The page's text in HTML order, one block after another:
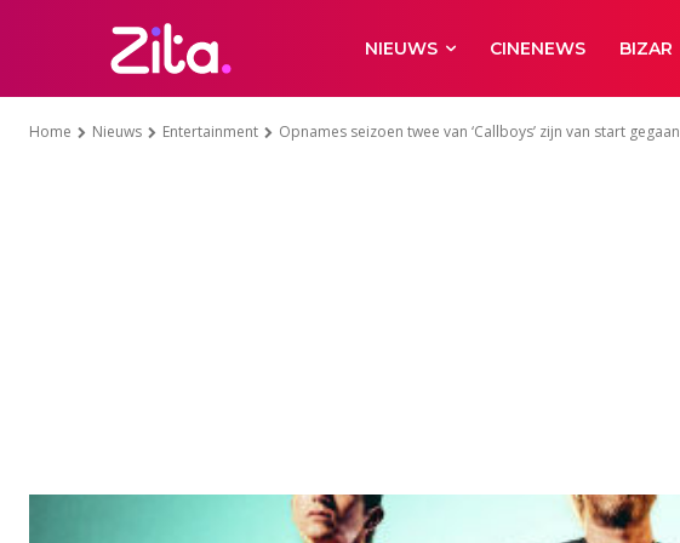
NIEUWS CINENEWS BIZAR
Home Nieuws Entertainment Opnames seizoen twee van ‘Callboys’ zijn van start gegaan